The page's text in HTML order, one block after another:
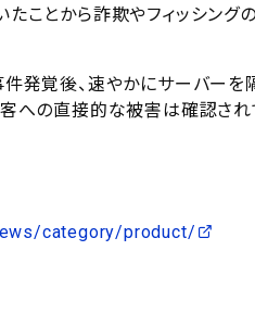
ことから詐欺やフィッシング
発覚後、速やかにサーバーを
への直接的な被害は確認さ
category/product/